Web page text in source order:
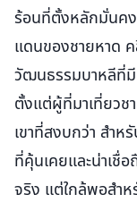
ร้อนที่ตั้งหลักมั่นคง
แดนของชายหาด
วัฒนธรรมบาหลีที่
ตั้งแต่ผู้ที่มาเที่ยวช
เขาที่สงบกว่า สำห
ที่คุ้นเคยและน่าเชื่
จริง แต่ใกล้พอสำ